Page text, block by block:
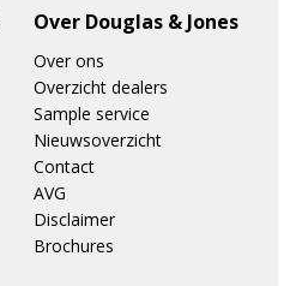
Over Douglas & Jones
Over ons
Overzicht dealers
Sample service
Nieuwsoverzicht
Contact
AVG
Disclaimer
Brochures